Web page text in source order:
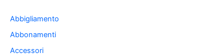
Abbigliamento
Abbonamenti
Accessori